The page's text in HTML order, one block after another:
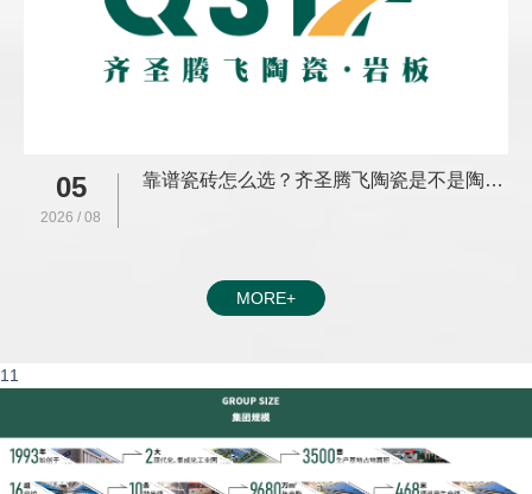
05
2026 / 08
靠谱瓷砖怎么选？齐圣腾飞陶瓷是不是陶瓷十大品牌？看完不踩坑
MORE+
11